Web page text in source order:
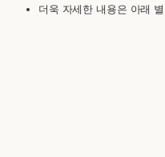
더욱 자세한 내용은 아래